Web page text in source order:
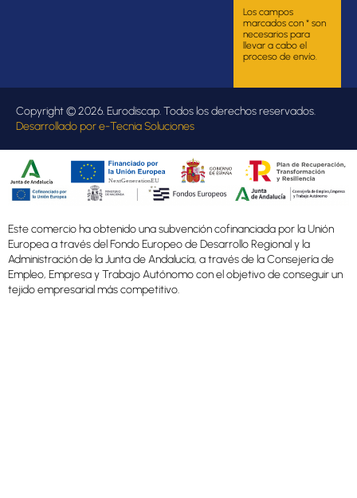
Los campos
marcados con * son
necesarios para
llevar a cabo el
proceso de envío.
Copyright © 2026. Eurodiscap. Todos los derechos reservados.
Desarrollado pore-Tecnia Soluciones
Este comercio ha obtenido una subvención cofinanciada por la Unión
Europea a través del Fondo Europeo de Desarrollo Regional y la
Administración de la Junta de Andalucía, a través de la Consejería de
Empleo, Empresa y Trabajo Autónomo con el objetivo de conseguir un
tejido empresarial más competitivo.